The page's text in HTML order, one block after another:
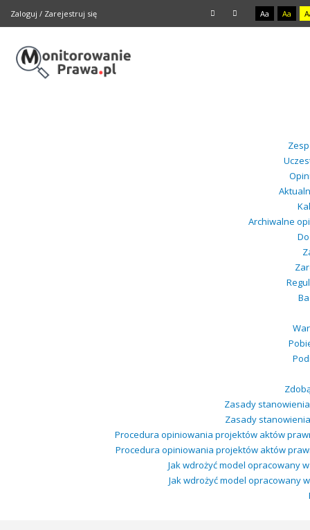
Zaloguj / Zarejestruj się Aa Aa
Archiwalne
Zasady
Zasady
Procedura opiniowania projektów aktów
Procedura opiniowania projektów aktów
Jak wdrożyć model opracowany
Jak wdrożyć model opracowany